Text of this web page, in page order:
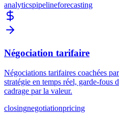
analyticspipelineforecasting
Négociation tarifaire
Négociations tarifaires coachées
stratégie en temps réel, garde-fous
cadrage par la valeur.
closingnegotiationpricing